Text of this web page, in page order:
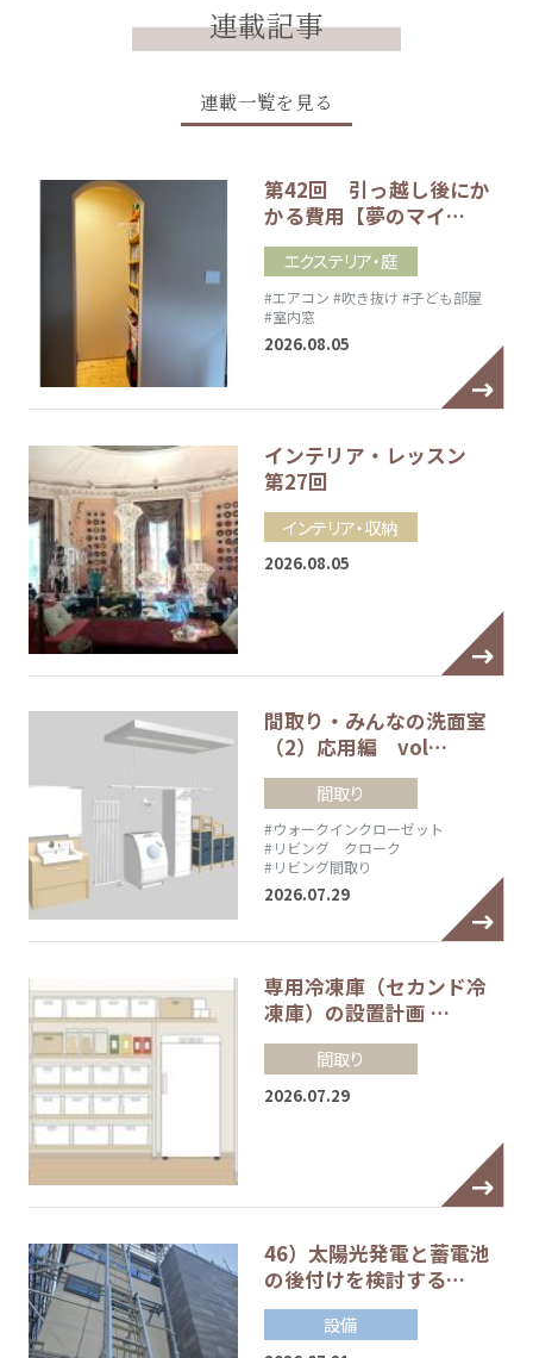
連載記事
連載一覧を見る
第42回 引っ越し後にか
かる費用【夢のマイ…
エクステリア・庭
#エアコン #吹き抜け #子ども部屋
#室内窓
2026.08.05
インテリア・レッスン
第27回
インテリア・収納
2026.08.05
間取り・みんなの洗面室
（2）応用編 vol…
間取り
#ウォークインクローゼット
#リビング クローク
#リビング間取り
2026.07.29
専用冷凍庫（セカンド冷
凍庫）の設置計画 …
間取り
2026.07.29
46）太陽光発電と蓄電池
の後付けを検討する…
設備